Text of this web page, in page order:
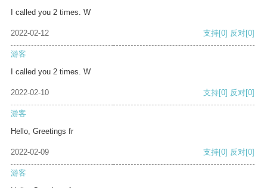
I called you 2 times. W
2022-02-12 支持[0] 反对[0]
游客
I called you 2 times. W
2022-02-10 支持[0] 反对[0]
游客
Hello, Greetings fr
2022-02-09 支持[0] 反对[0]
游客